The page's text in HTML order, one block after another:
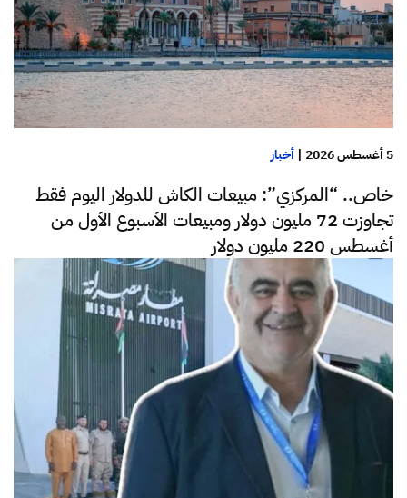
5 أغسطس 2026 | أخبار
خاص.. “المركزي”: مبيعات الكاش للدولار اليوم فقط
تجاوزت 72 مليون دولار ومبيعات الأسبوع الأول من
أغسطس 220 مليون دولار